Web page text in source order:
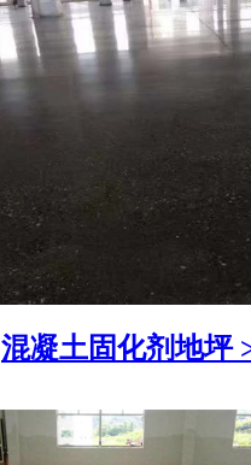
混凝土固化剂地坪